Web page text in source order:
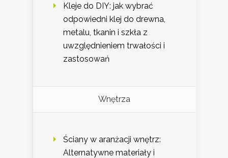
Kleje do DIY: jak wybrać
odpowiedni klej do drewna,
metalu, tkanin i szkła z
uwzględnieniem trwałości i
zastosowań
Wnętrza
Ściany w aranżacji wnętrz:
Alternatywne materiały i